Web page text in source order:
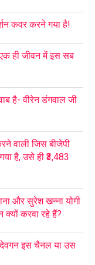
कवर करने गया है!
ही जीवन में इस सब
है- वीरेन डंगवाल जी
वाली जिस बीजेपी
है, उसे ही ₹3,483
और सुरेश खन्ना योगी
करवा रहे हैं?
देवगन इस चैनल या उस